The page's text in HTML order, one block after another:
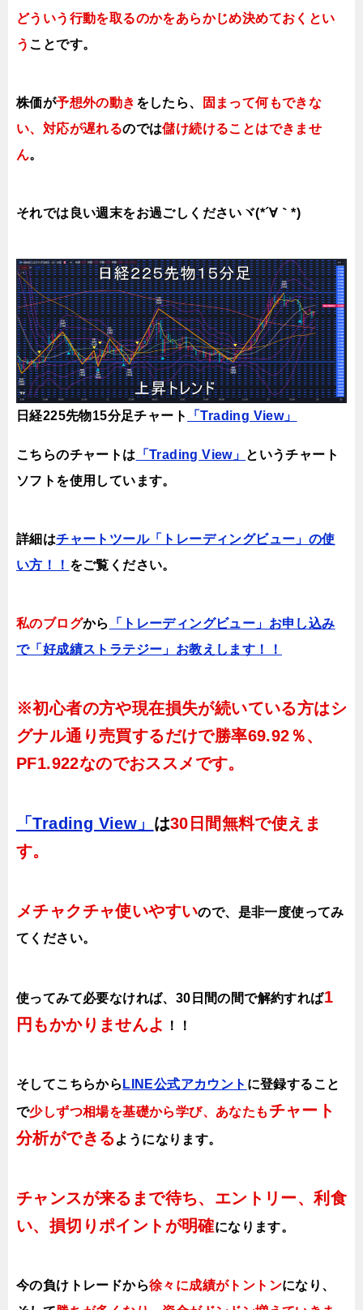
どういう行動を取るのかをあらかじめ決めておくとい
う ことです。
株価が予想外の動き をしたら、
固まって何もできな
い、対応が遅れるのでは儲け続けることはできませ
ん。
それでは良い週末をお過ごしくださいヾ(*´∀｀*)
日経225先物15分足チャート 「Trading View」
こちらのチャートは 「Trading View」 というチャート
ソフトを使用しています。
詳細はチャートツール「トレーディングビュー」の使
い方！！ をご覧ください。
私のブログから
「トレーディングビュー」お申し込み
で「好成績ストラテジー」お教えします！！
※初心者の方や現在損失が続いている方はシ
グナル通り売買するだけで勝率69.92％、
PF1.922なのでおススメです。
「Trading View」 は30日間無料で使えま
す。
メチャクチャ使いやすいので、 是非一度使ってみ
てください。
使ってみて必要なければ、30日間の間で解約すれば1
円もかかりませんよ
！！
そしてこちらから LINE公式アカウント に登録すること
で少しずつ相場を基礎から学び、あなたも チャート
分析ができるようになります。
チャンスが来るまで待ち、エントリー、利食
い、損切りポイントが明確になります。
今の負けトレードから徐々に成績がトントンになり、